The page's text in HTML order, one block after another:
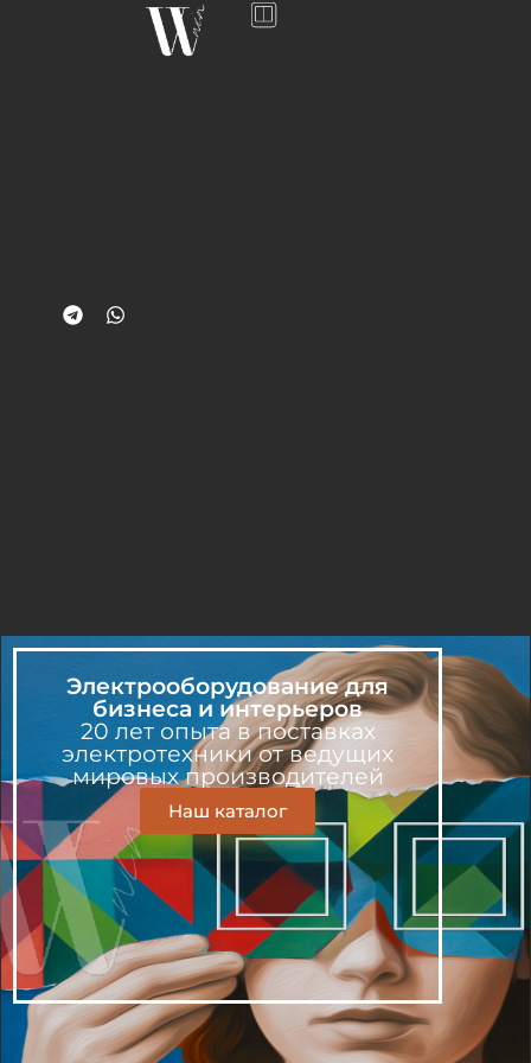
Электрооборудование для
бизнеса и интерьеров
20 лет опыта в поставках
электротехники от ведущих
мировых производителей
Наш каталог